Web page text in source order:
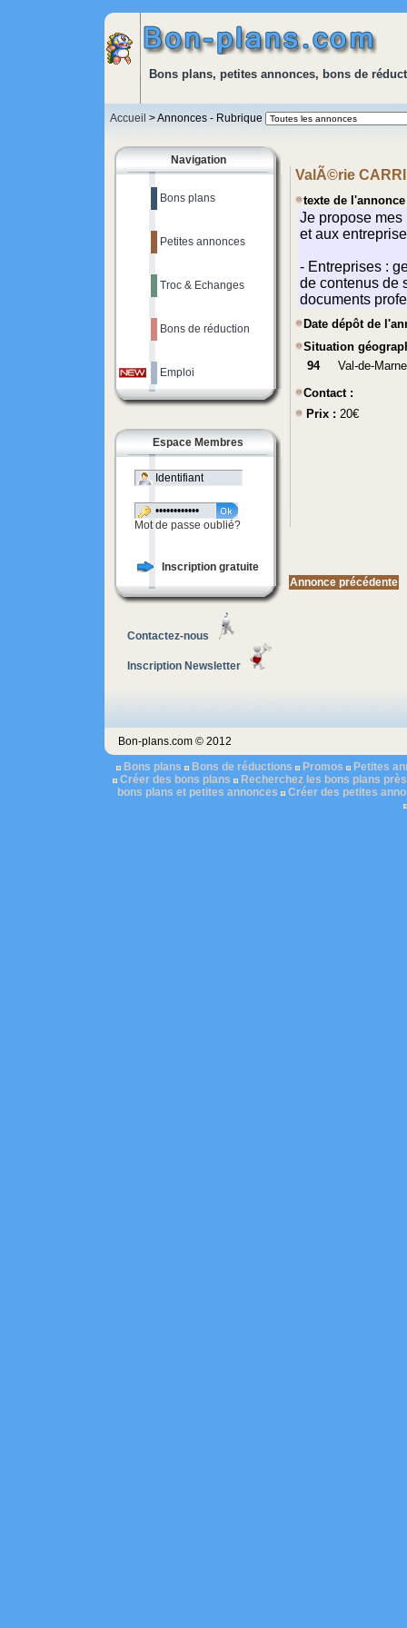
Bons plans, petites annonces, bons de
Accueil > Annonces - Rubrique
Navigation
Bons plans
Petites annonces
Troc & Echanges
Bons de réduction
Emploi
Espace Membres
Mot de passe oublié?
Inscription gratuite
Contactez-nous
Inscription Newsletter
ValÃ©rie
texte de
Date dépôt de
Situation
94
Val-de-Marne
Contact :
Prix : 20€
Annonce précédente
Bon-plans.com © 2012
Bons plans
Bons de réductions Promos
Petites
Créer des bons plans
Recherchez les bons plans
bons plans et petites annonces
Créer des petites